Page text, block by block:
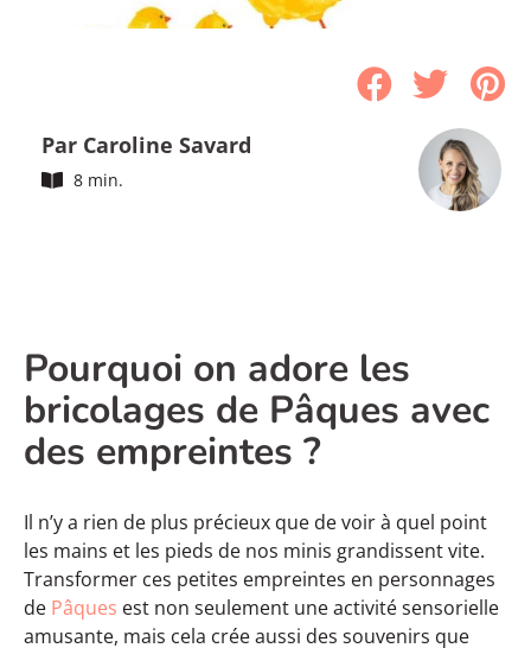
Par Caroline Savard
8 min.
Pourquoi on adore les
bricolages de Pâques avec
des empreintes ?
Il n’y a rien de plus précieux que de voir à quel point
les mains et les pieds de nos minis grandissent vite.
Transformer ces petites empreintes en personnages
de Pâques est non seulement une activité sensorielle
amusante, mais cela crée aussi des souvenirs que